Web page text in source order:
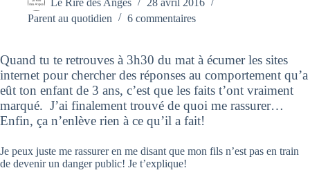
Le Rire des Anges
28 avril 2016
Parent au quotidien
6 commentaires
Quand tu te retrouves à 3h30 du mat à écumer les sites
internet pour chercher des réponses au comportement qu’a
eût ton enfant de 3 ans, c’est que les faits t’ont vraiment
marqué. J’ai finalement trouvé de quoi me rassurer…
Enfin, ça n’enlève rien à ce qu’il a fait!
Je peux juste me rassurer en me disant que mon fils n’est pas en train
de devenir un danger public! Je t’explique!